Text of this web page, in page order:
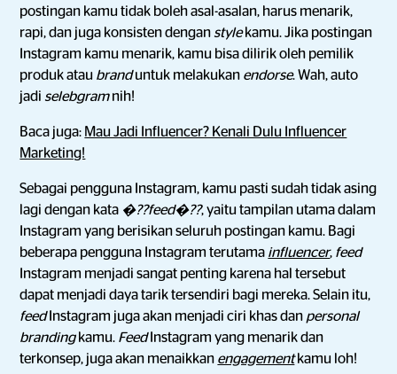
postingan kamu tidak boleh asal-asalan, harus menarik,
rapi, dan juga konsisten dengan stylekamu. Jika postingan
Instagram kamu menarik, kamu bisa dilirik oleh pemilik
produk atau branduntuk melakukan endorse. Wah, auto
jadi selebgramnih!
Baca juga: Mau Jadi Influencer? Kenali Dulu Influencer
Marketing!
Sebagai pengguna Instagram, kamu pasti sudah tidak asing
lagi dengan kata �??feed�??, yaitu tampilan utama dalam
Instagram yang berisikan seluruh postingan kamu. Bagi
beberapa pengguna Instagram terutama influencer, feed
Instagram menjadi sangat penting karena hal tersebut
dapat menjadi daya tarik tersendiri bagi mereka. Selain itu,
feedInstagram juga akan menjadi ciri khas dan personal
brandingkamu. FeedInstagram yang menarik dan
terkonsep, juga akan menaikkan engagementkamu loh!